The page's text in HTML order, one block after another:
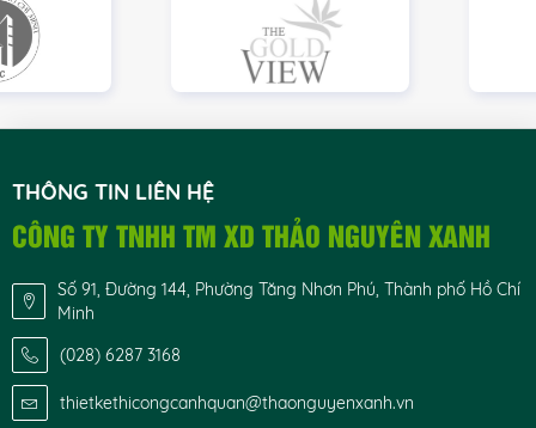
THÔNG TIN LIÊN HỆ
CÔNG TY TNHH TM XD THẢO NGUYÊN XANH
Số 91, Đường 144, Phường Tăng Nhơn Phú, Thành phố Hồ Chí
Minh
(028) 6287 3168
thietkethicongcanhquan@thaonguyenxanh.vn